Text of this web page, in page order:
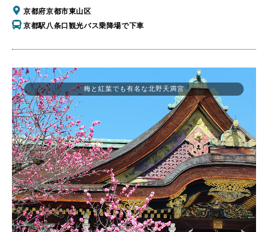
京都府京都市東山区
京都駅八条口観光バス乗降場で下車
梅と紅葉でも有名な北野天満宮